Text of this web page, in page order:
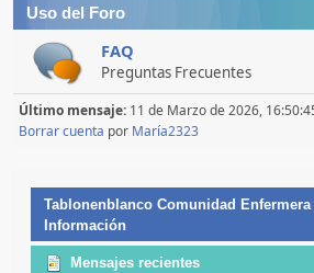
Uso del Foro
FAQ
Preguntas Frecuentes
Último mensaje: 11 de Marzo de 2026,
Borrar cuenta por María2323
Tablonenblanco Comunidad Enfermera
Información
Mensajes recientes